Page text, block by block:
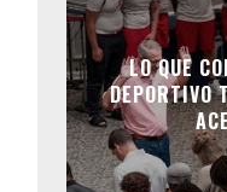
LO QUE
DEPORTIVO